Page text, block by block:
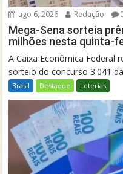
ago 6, 2026 Redação
Mega-Sena sorteia
milhões nesta quinta-
A Caixa Econômica Federal
sorteio do concurso 3.041
Brasil Destaque Loterias